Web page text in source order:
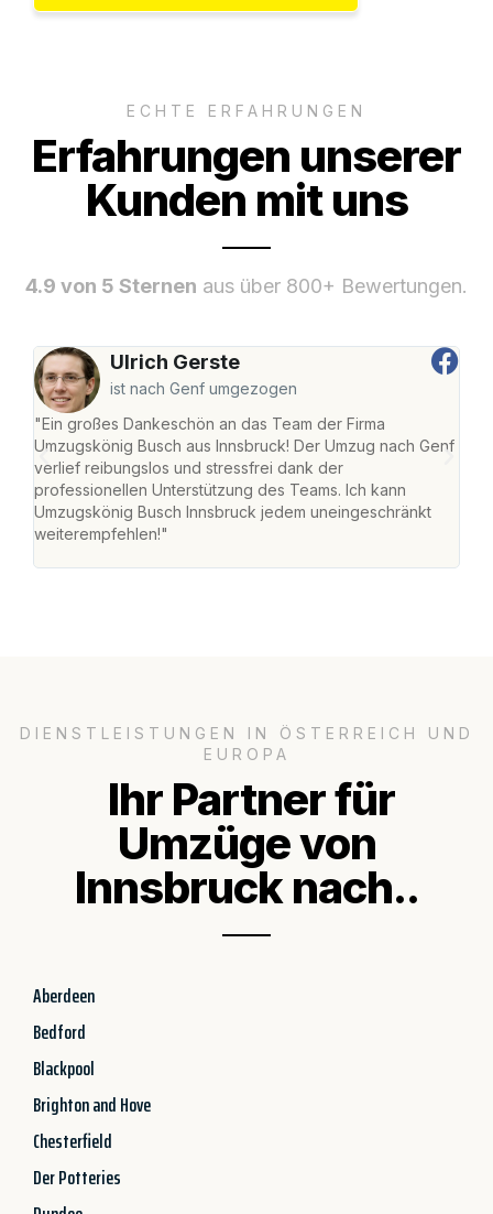
ECHTE ERFAHRUNGEN
Erfahrungen unserer
Kunden mit uns
4.9 von 5 Sternen aus über 800+ Bewertungen.
Ulrich Gerste
ist nach Genf umgezogen
"Ein großes Dankeschön an das Team der Firma
Umzugskönig Busch aus Innsbruck! Der Umzug nach Genf
verlief reibungslos und stressfrei dank der
professionellen Unterstützung des Teams. Ich kann
Umzugskönig Busch Innsbruck jedem uneingeschränkt
weiterempfehlen!"
DIENSTLEISTUNGEN IN ÖSTERREICH UND
EUROPA
Ihr Partner für
Umzüge von
Innsbruck nach..
Aberdeen
Bedford
Blackpool
Brighton and Hove
Chesterfield
Der Potteries